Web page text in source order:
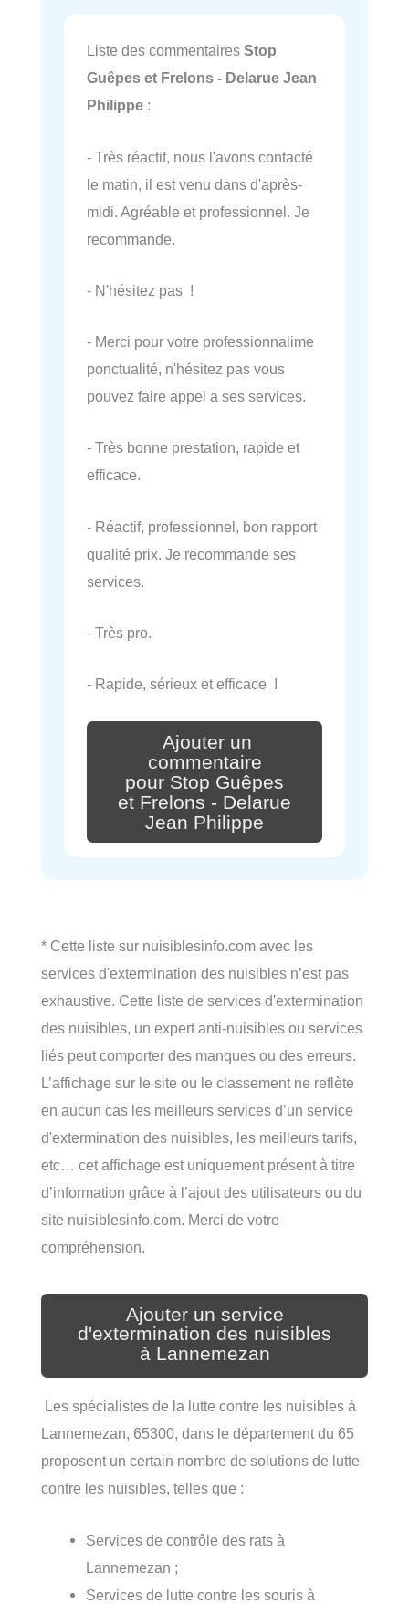
Liste des commentaires Stop
Guêpes et Frelons - Delarue Jean
Philippe :
- Très réactif, nous l'avons contacté
le matin, il est venu dans d'après-
midi. Agréable et professionnel. Je
recommande.
- N'hésitez pas !
- Merci pour votre professionnalime
ponctualité, n'hésitez pas vous
pouvez faire appel a ses services.
- Très bonne prestation, rapide et
efficace.
- Réactif, professionnel, bon rapport
qualité prix. Je recommande ses
services.
- Très pro.
- Rapide, sérieux et efficace !
Ajouter un
commentaire
pour Stop Guêpes
et Frelons - Delarue
Jean Philippe
* Cette liste sur nuisiblesinfo.com avec les
services d'extermination des nuisibles n’est pas
exhaustive. Cette liste de services d'extermination
des nuisibles, un expert anti-nuisibles ou services
liés peut comporter des manques ou des erreurs.
L’affichage sur le site ou le classement ne reflète
en aucun cas les meilleurs services d’un service
d'extermination des nuisibles, les meilleurs tarifs,
etc… cet affichage est uniquement présent à titre
d’information grâce à l’ajout des utilisateurs ou du
site nuisiblesinfo.com. Merci de votre
compréhension.
Ajouter un service
d'extermination des nuisibles
à Lannemezan
Les spécialistes de la lutte contre les nuisibles à
Lannemezan, 65300, dans le département du 65
proposent un certain nombre de solutions de lutte
contre les nuisibles, telles que :
Services de contrôle des rats à
Lannemezan ;
Services de lutte contre les souris à